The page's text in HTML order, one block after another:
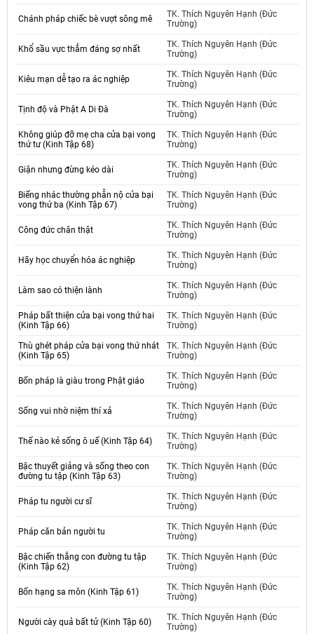
Chánh pháp chiếc bè vượt sông mê
TK. Thích Nguyên Hạnh (Đức
Trường)
Khổ sầu vực thẳm đáng sợ nhất
TK. Thích Nguyên Hạnh (Đức
Trường)
Kiêu mạn dễ tạo ra ác nghiệp
TK. Thích Nguyên Hạnh (Đức
Trường)
Tịnh độ và Phật A Di Đà
TK. Thích Nguyên Hạnh (Đức
Trường)
Không giúp đỡ mẹ cha cửa bại vong
thứ tư (Kinh Tập 68)
TK. Thích Nguyên Hạnh (Đức
Trường)
Giận nhưng đừng kéo dài
TK. Thích Nguyên Hạnh (Đức
Trường)
Biếng nhác thường phẫn nộ cửa bại
vong thứ ba (Kinh Tập 67)
TK. Thích Nguyên Hạnh (Đức
Trường)
Công đức chân thật
TK. Thích Nguyên Hạnh (Đức
Trường)
Hãy học chuyển hóa ác nghiệp
TK. Thích Nguyên Hạnh (Đức
Trường)
Làm sao có thiện lành
TK. Thích Nguyên Hạnh (Đức
Trường)
Pháp bất thiện cửa bại vong thứ hai
(Kinh Tập 66)
TK. Thích Nguyên Hạnh (Đức
Trường)
Thù ghét pháp cửa bại vong thứ nhát
(Kinh Tập 65)
TK. Thích Nguyên Hạnh (Đức
Trường)
Bốn pháp là giàu trong Phật giáo
TK. Thích Nguyên Hạnh (Đức
Trường)
Sống vui nhờ niệm thí xả
TK. Thích Nguyên Hạnh (Đức
Trường)
Thế nào kẻ sống ô uế (Kinh Tập 64)
TK. Thích Nguyên Hạnh (Đức
Trường)
Bậc thuyết giảng và sống theo con
đường tu tập (Kinh Tập 63)
TK. Thích Nguyên Hạnh (Đức
Trường)
Pháp tu người cư sĩ
TK. Thích Nguyên Hạnh (Đức
Trường)
Pháp căn bản người tu
TK. Thích Nguyên Hạnh (Đức
Trường)
Bậc chiến thắng con đường tu tập
(Kinh Tập 62)
TK. Thích Nguyên Hạnh (Đức
Trường)
Bốn hạng sa môn (Kinh Tập 61)
TK. Thích Nguyên Hạnh (Đức
Trường)
Người cày quả bất tử (Kinh Tập 60)
TK. Thích Nguyên Hạnh (Đức
Trường)